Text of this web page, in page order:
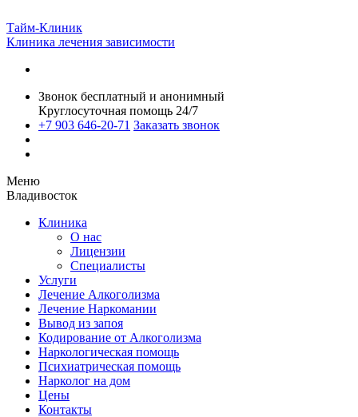
Тайм-Клиник
Клиника лечения зависимости
Звонок бесплатный и анонимный
Круглосуточная помощь 24/7
+7 903 646-20-71 Заказать звонок
Меню
Владивосток
Клиника
О нас
Лицензии
Специалисты
Услуги
Лечение Алкоголизма
Лечение Наркомании
Вывод из запоя
Кодирование от Алкоголизма
Наркологическая помощь
Психиатрическая помощь
Нарколог на дом
Цены
Контакты